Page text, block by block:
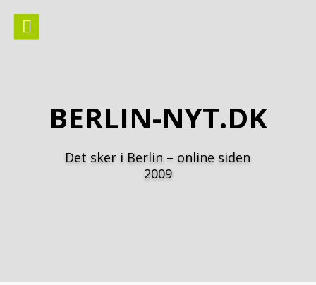
indhold
BERLIN-NYT.DK
Det sker i Berlin – online siden
2009